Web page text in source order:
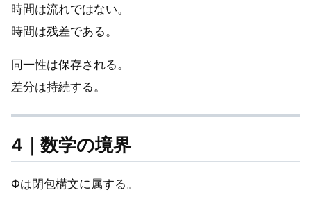
時間は流れではない。
時間は残差である。
同一性は保存される。
差分は持続する。
4｜数学の境界
Φは閉包構文に属する。